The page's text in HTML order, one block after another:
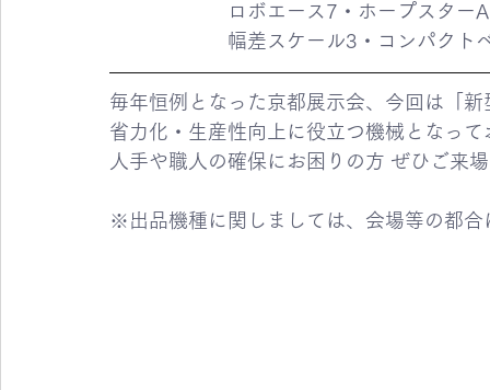
ロボエース7・ホープスターA・ス
幅差スケール3・コンパクトベン
毎年恒例となった京都展示会、今回は「
省力化・生産性向上に役立つ機械となって
人手や職人の確保にお困りの方 ぜひご来
※出品機種に関しましては、会場等の都